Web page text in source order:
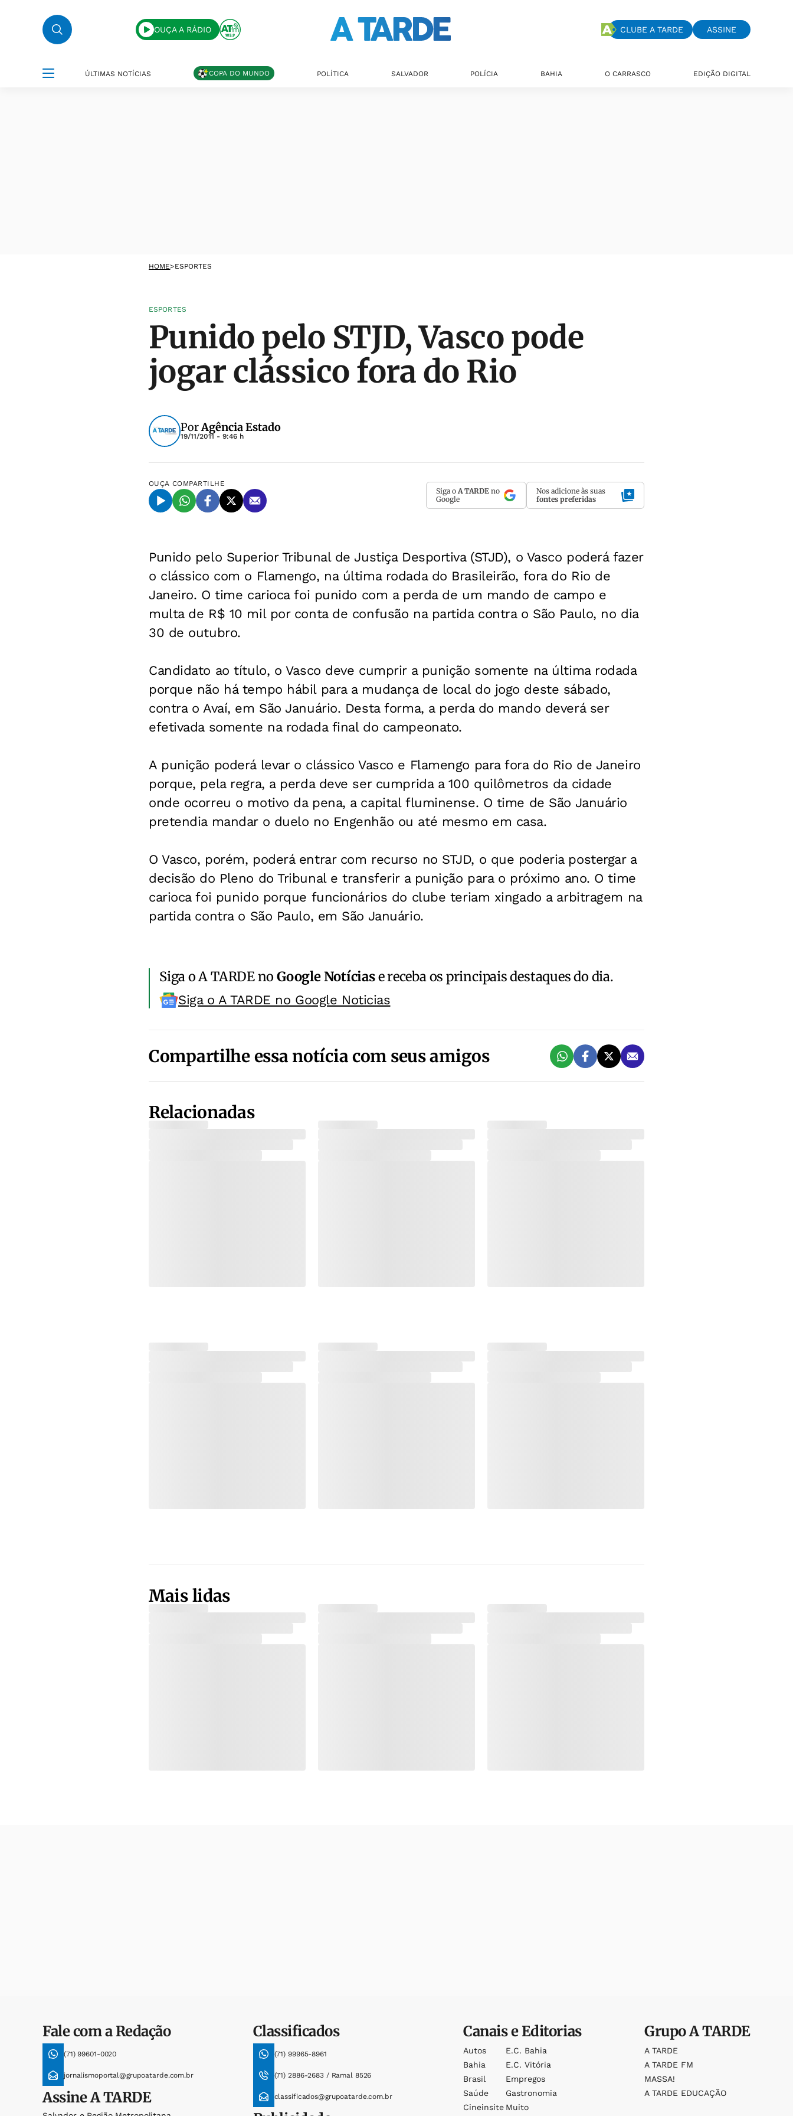
OUÇA A RÁDIO CLUBE A TARDE ASSINE
ÚLTIMAS NOTÍCIAS COPA DO MUNDO POLÍTICA SALVADOR POLÍCIA BAHIA O CARRASCO EDIÇÃO DIGITAL
HOME>ESPORTES
ESPORTES
Punido pelo STJD, Vasco pode
jogar clássico fora do Rio
PorAgência Estado
19/11/2011 - 9:46 h
OUÇA COMPARTILHE
Siga o A TARDE no
Google
Nos adicione às suas
fontes preferidas
Punido pelo Superior Tribunal de Justiça Desportiva (STJD), o Vasco poderá fazer
o clássico com o Flamengo, na última rodada do Brasileirão, fora do Rio de
Janeiro. O time carioca foi punido com a perda de um mando de campo e
multa de R$ 10 mil por conta de confusão na partida contra o São Paulo, no dia
30 de outubro.
Candidato ao título, o Vasco deve cumprir a punição somente na última rodada
porque não há tempo hábil para a mudança de local do jogo deste sábado,
contra o Avaí, em São Januário. Desta forma, a perda do mando deverá ser
efetivada somente na rodada final do campeonato.
A punição poderá levar o clássico Vasco e Flamengo para fora do Rio de Janeiro
porque, pela regra, a perda deve ser cumprida a 100 quilômetros da cidade
onde ocorreu o motivo da pena, a capital fluminense. O time de São Januário
pretendia mandar o duelo no Engenhão ou até mesmo em casa.
O Vasco, porém, poderá entrar com recurso no STJD, o que poderia postergar a
decisão do Pleno do Tribunal e transferir a punição para o próximo ano. O time
carioca foi punido porque funcionários do clube teriam xingado a arbitragem na
partida contra o São Paulo, em São Januário.
Siga o A TARDE noGoogle Notíciase receba os principais destaques do dia.
Siga o A TARDE no Google Noticias
Compartilhe essa notícia com seus amigos
Relacionadas
Mais lidas
Fale com a Redação
(71) 99601-0020
jornalismoportal@grupoatarde.com.br
AssineA TARDE
Classificados
(71) 99965-8961
(71) 2886-2683 / Ramal 8526
classificados@grupoatarde.com.br
Canais e Editorias
Autos
Bahia
Brasil
Saúde
Cineinsite
E.c. Bahia
E.c. Vitória
Empregos
Gastronomia
Muito
GrupoA TARDE
A TARDE
A TARDE FM
MASSA!
A TARDE EDUCAÇÃO